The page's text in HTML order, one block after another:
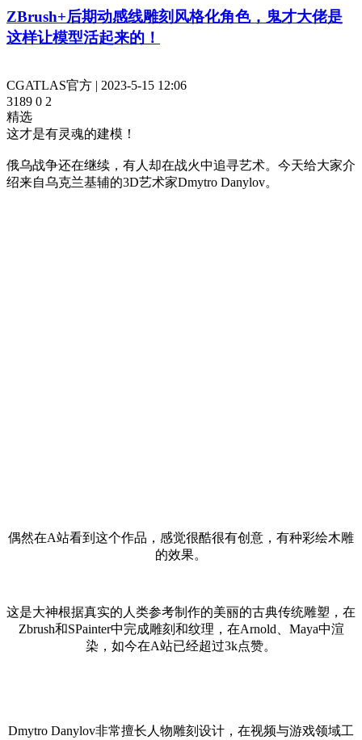
ZBrush+后期动感线雕刻风格化角色，鬼才大佬是
这样让模型活起来的！
CGATLAS官方 | 2023-5-15 12:06
3189 0 2
精选
这才是有灵魂的建模！
俄乌战争还在继续，有人却在战火中追寻艺术。今天给大家介
绍来自乌克兰基辅的3D艺术家Dmytro Danylov。
偶然在A站看到这个作品，感觉很酷很有创意，有种彩绘木雕
的效果。
这是大神根据真实的人类参考制作的美丽的古典传统雕塑，在
Zbrush和SPainter中完成雕刻和纹理，在Arnold、Maya中渲
染，如今在A站已经超过3k点赞。
Dmytro Danylov非常擅长人物雕刻设计，在视频与游戏领域工